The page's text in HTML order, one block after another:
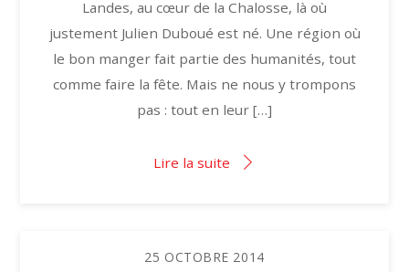
Landes, au cœur de la Chalosse, là où
justement Julien Duboué est né. Une région où
le bon manger fait partie des humanités, tout
comme faire la fête. Mais ne nous y trompons
pas : tout en leur […]
Lire la suite
25 OCTOBRE 2014